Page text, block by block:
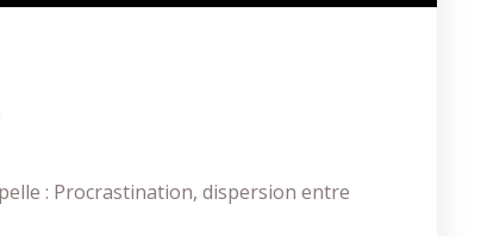
: Procrastination, dispersion entre